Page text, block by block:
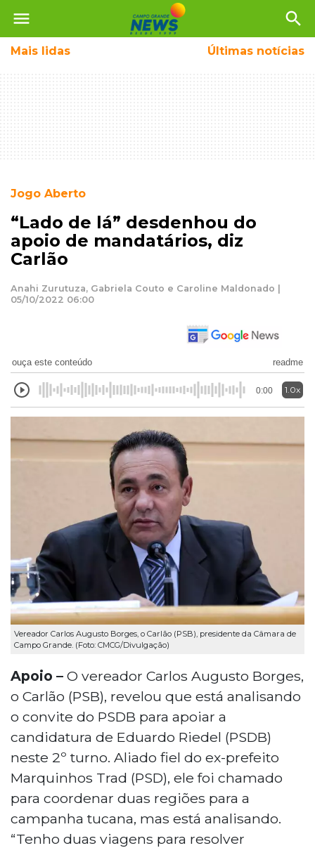
menu search
Mais lidas Últimas notícias
Jogo Aberto
“Lado de lá” desdenhou do
apoio de mandatários, diz
Carlão
Anahi Zurutuza, Gabriela Couto e Caroline Maldonado |
05/10/2022 06:00
ouça este conteúdo readme
0:00 1.0x
Vereador Carlos Augusto Borges, o Carlão (PSB), presidente da Câmara de
Campo Grande. (Foto: CMCG/Divulgação)
Apoio – O vereador Carlos Augusto Borges,
o Carlão (PSB), revelou que está analisando
o convite do PSDB para apoiar a
candidatura de Eduardo Riedel (PSDB)
neste 2º turno. Aliado fiel do ex-prefeito
Marquinhos Trad (PSD), ele foi chamado
para coordenar duas regiões para a
campanha tucana, mas está analisando.
“Tenho duas viagens para resolver